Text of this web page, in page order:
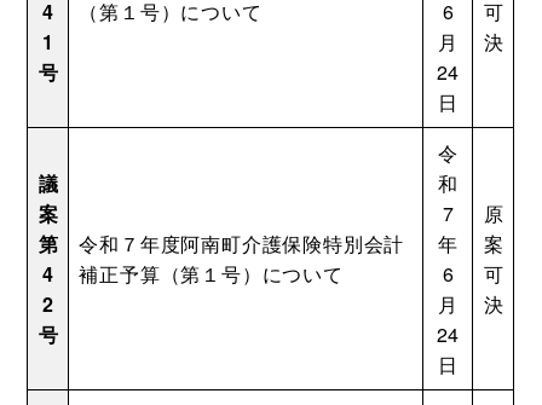
4
1
号
（第１号）について
6
月
24
日
可
決
議
案
第
4
2
号
令和７年度阿南町介護保険特別会計
補正予算（第１号）について
令
和
7
年
6
月
24
日
原
案
可
決